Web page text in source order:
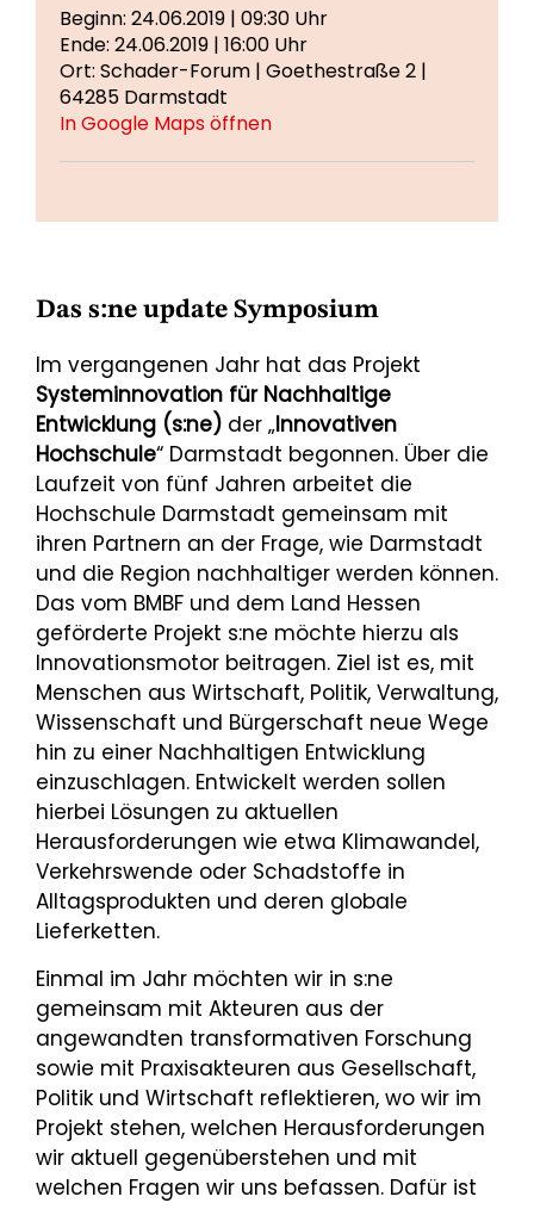
Beginn: 24.06.2019 | 09:30 Uhr
Ende: 24.06.2019 | 16:00 Uhr
Ort: Schader-Forum | Goethestraße 2 |
64285 Darmstadt
In Google Maps öffnen
Das s:ne update Symposium
Im vergangenen Jahr hat das Projekt
Systeminnovation für Nachhaltige
Entwicklung (s:ne) der „Innovativen
Hochschule“ Darmstadt begonnen. Über die
Laufzeit von fünf Jahren arbeitet die
Hochschule Darmstadt gemeinsam mit
ihren Partnern an der Frage, wie Darmstadt
und die Region nachhaltiger werden können.
Das vom BMBF und dem Land Hessen
geförderte Projekt s:ne möchte hierzu als
Innovationsmotor beitragen. Ziel ist es, mit
Menschen aus Wirtschaft, Politik, Verwaltung,
Wissenschaft und Bürgerschaft neue Wege
hin zu einer Nachhaltigen Entwicklung
einzuschlagen. Entwickelt werden sollen
hierbei Lösungen zu aktuellen
Herausforderungen wie etwa Klimawandel,
Verkehrswende oder Schadstoffe in
Alltagsprodukten und deren globale
Lieferketten.
Einmal im Jahr möchten wir in s:ne
gemeinsam mit Akteuren aus der
angewandten transformativen Forschung
sowie mit Praxisakteuren aus Gesellschaft,
Politik und Wirtschaft reflektieren, wo wir im
Projekt stehen, welchen Herausforderungen
wir aktuell gegenüberstehen und mit
welchen Fragen wir uns befassen. Dafür ist